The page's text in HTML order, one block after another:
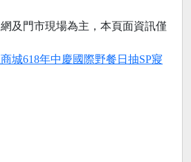
及門市現場為主，本頁面資訊僅
城618年中慶國際野餐日抽SP寢